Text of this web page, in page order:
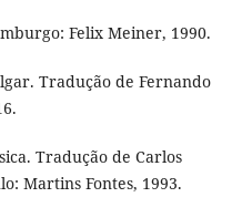
Felix Meiner, 1990.
Tradução de Fernando
Tradução de Carlos
Martins Fontes, 1993.